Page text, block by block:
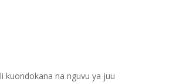
kuondokana na nguvu ya juu